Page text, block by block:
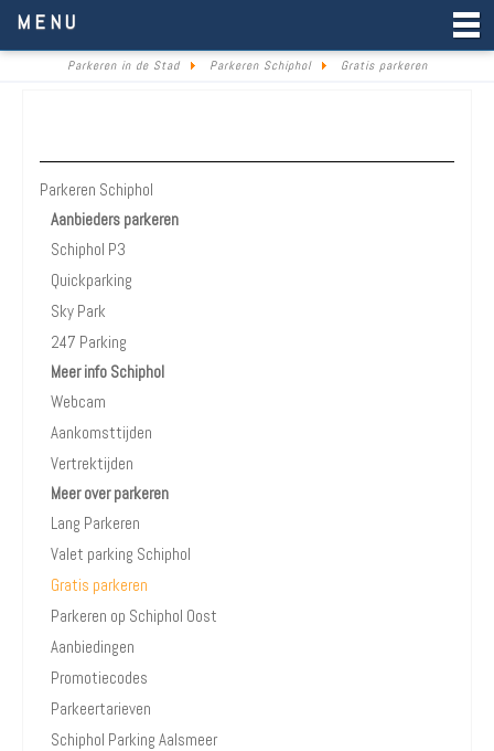
MENU
Parkeren in de Stad Parkeren Schiphol Gratis parkeren
Parkeren Schiphol
Aanbieders parkeren
Schiphol P3
Quickparking
Sky Park
247 Parking
Meer info Schiphol
Webcam
Aankomsttijden
Vertrektijden
Meer over parkeren
Lang Parkeren
Valet parking Schiphol
Gratis parkeren
Parkeren op Schiphol Oost
Aanbiedingen
Promotiecodes
Parkeertarieven
Schiphol Parking Aalsmeer